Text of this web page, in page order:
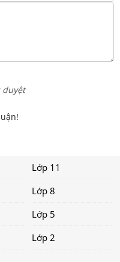
duyệt
Lớp 11
Lớp 8
Lớp 5
Lớp 2